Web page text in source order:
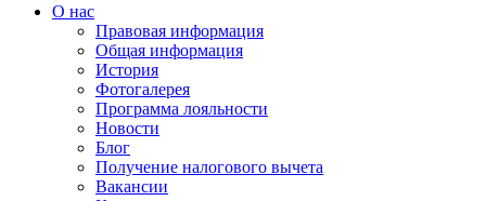
О нас
Правовая информация
Общая информация
История
Фотогалерея
Программа лояльности
Новости
Блог
Получение налогового вычета
Вакансии